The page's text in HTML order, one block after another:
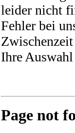
leider nicht
Fehler bei
Ihre
Page not